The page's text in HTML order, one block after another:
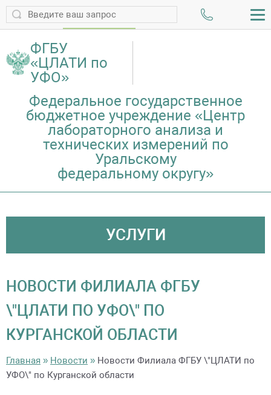
ФГБУ
«ЦЛАТИ по
УФО»
Федеральное государственное
бюджетное учреждение «Центр
лабораторного анализа и
технических измерений по
Уральскому
федеральному округу»
УСЛУГИ
НОВОСТИ ФИЛИАЛА ФГБУ
\"ЦЛАТИ ПО УФО\" ПО
КУРГАНСКОЙ ОБЛАСТИ
Главная » Новости » Новости Филиала ФГБУ \"ЦЛАТИ по
УФО\" по Курганской области